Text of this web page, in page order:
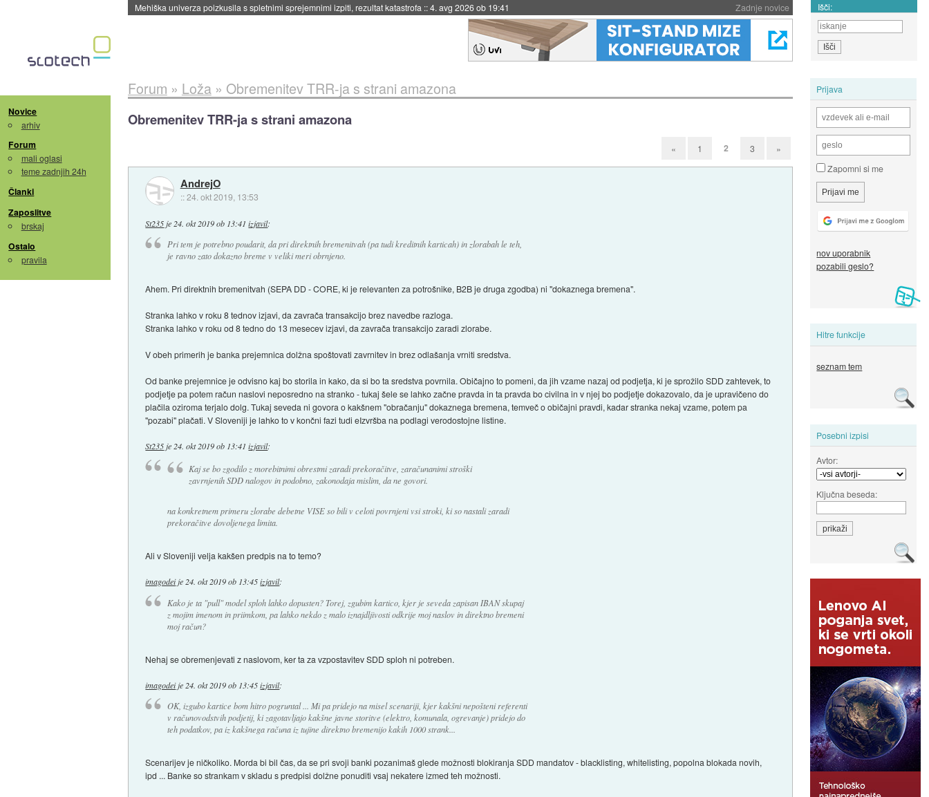
Zadnje novice
Evropska vesoljska agencija razvija svojo raketo za večkratno uporabo::4. avg 2026 ob 19:41 Išči:
Novice
arhiv
Forum
mali oglasi
teme zadnjih 24h
Članki
Zaposlitve
brskaj
Ostalo
pravila
Prijava
Zapomni si me
nov uporabnik
pozabili geslo?
Hitre funkcije
seznam tem
Posebni izpisi
Avtor:
Ključna beseda:
Forum » Loža» Obremenitev TRR-ja s strani amazona
Obremenitev TRR-ja s strani amazona
« 1 2 3 »
AndrejO
::24. okt 2019, 13:53
St235 je 24. okt 2019 ob 13:41 izjavil:
Pri tem je potrebno poudarit, da pri direktnih bremenitvah (pa tudi kreditnih karticah) in zlorabah le teh,
je ravno zato dokazno breme v veliki meri obrnjeno.
Ahem. Pri direktnih bremenitvah (SEPA DD - CORE, ki je relevanten za potrošnike, B2B je druga zgodba) ni "dokaznega bremena".
Stranka lahko v roku 8 tednov izjavi, da zavrača transakcijo brez navedbe razloga.
Stranka lahko v roku od 8 tedno do 13 mesecev izjavi, da zavrača transakcijo zaradi zlorabe.
V obeh primerih je banka prejemnica dolžna spoštovati zavrnitev in brez odlašanja vrniti sredstva.
Od banke prejemnice je odvisno kaj bo storila in kako, da si bo ta sredstva povrnila. Običajno to pomeni, da jih vzame nazaj od podjetja, ki je sprožilo SDD zahtevek, to
podjetje pa potem račun naslovi neposredno na stranko - tukaj šele se lahko začne pravda in ta pravda bo civilna in v njej bo podjetje dokazovalo, da je upravičeno do
plačila oziroma terjalo dolg. Tukaj seveda ni govora o kakšnem "obračanju" dokaznega bremena, temveč o običajni pravdi, kadar stranka nekaj vzame, potem pa
"pozabi" plačati. V Sloveniji je lahko to v končni fazi tudi eIzvršba na podlagi verodostojne listine.
St235je24. okt 2019 ob 13:41 izjavil:
Kaj se bo zgodilo z morebitnimi obrestmi zaradi prekoračitve, zaračunanimi stroški
zavrnjenih SDD nalogov in podobno, zakonodaja mislim, da ne govori.
na konkretnem primeru zlorabe debetne VISE so bili v celoti povrnjeni vsi stroki, ki so nastali zaradi
prekoračitve dovoljenega limita.
Ali v Sloveniji velja kakšen predpis na to temo?
imagodeije24. okt 2019 ob 13:45 izjavil:
Kako je ta "pull" model sploh lahko dopusten? Torej, zgubim kartico, kjer je seveda zapisan IBAN skupaj
z mojim imenom in priimkom, pa lahko nekdo z malo iznajdljivosti odkrije moj naslov in direktno bremeni
moj račun?
Nehaj se obremenjevati z naslovom, ker ta za vzpostavitev SDD sploh ni potreben.
imagodeije 24. okt 2019 ob 13:45 izjavil:
OK, izgubo kartice bom hitro pogruntal ... Mi pa pridejo na misel scenariji, kjer kakšni nepošteni referenti
v računovodstvih podjetij, ki zagotavljajo kakšne javne storitve (elektro, komunala, ogrevanje) pridejo do
teh podatkov, pa iz kakšnega računa iz tujine direktno bremenijo kakih 1000 strank...
Scenarijev je ničkoliko. Morda bi bil čas, da se pri svoji banki pozanimaš glede možnosti blokiranja SDD mandatov - blacklisting, whitelisting, popolna blokada novih,
ipd ... Banke so strankam v skladu s predpisi dolžne ponuditi vsaj nekatere izmed teh možnosti.